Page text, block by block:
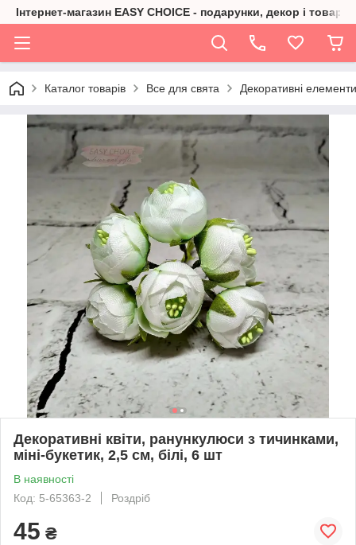
Інтернет-магазин EASY CHOICE - подарунки, декор і товари
Каталог товарів Все для свята Декоративні
Декоративні квіти, ранункулюси з тичинками,
міні-букетик, 2,5 см, білі, 6 шт
В наявності
Код: 5-65363-2
Роздріб
45 ₴